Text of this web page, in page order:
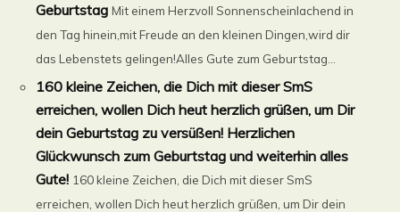
Geburtstag Mit einem Herzvoll Sonnenscheinlachend in
den Tag hinein,mit Freude an den kleinen Dingen,wird dir
das Lebenstets gelingen!Alles Gute zum Geburtstag...
160 kleine Zeichen, die Dich mit dieser SmS
erreichen, wollen Dich heut herzlich grüßen, um Dir
dein Geburtstag zu versüßen! Herzlichen
Glückwunsch zum Geburtstag und weiterhin alles
Gute! 160 kleine Zeichen, die Dich mit dieser SmS
erreichen, wollen Dich heut herzlich grüßen, um Dir dein